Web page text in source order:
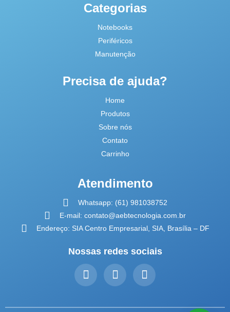
Categorias
Notebooks
Periféricos
Manutenção
Precisa de ajuda?
Home
Produtos
Sobre nós
Contato
Carrinho
Atendimento
Whatsapp: (61) 981038752
E-mail: contato@aebtecnologia.com.br
Endereço: SIA Centro Empresarial, SIA, Brasília – DF
Nossas redes sociais